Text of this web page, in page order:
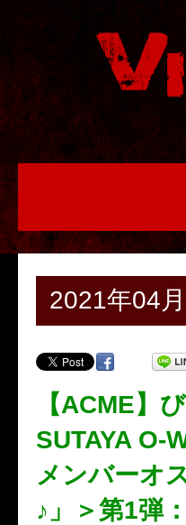
2021年04
【ACME】
SUTAYA O-
メンバーオ
♪」＞第1弾